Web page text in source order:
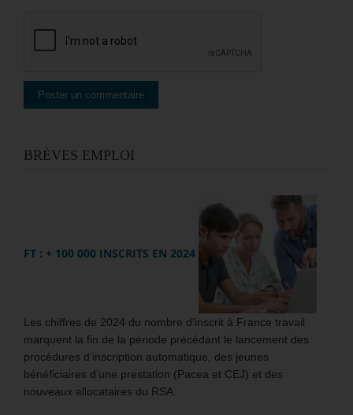
BRÈVES EMPLOI
FT : + 100 000 INSCRITS EN 2024
Les chiffres de 2024 du nombre d’inscrit à France travail
marquent la fin de la période précédant le lancement des
procédures d’inscription automatique, des jeunes
bénéficiaires d’une prestation (Pacea et CEJ) et des
nouveaux allocataires du RSA.